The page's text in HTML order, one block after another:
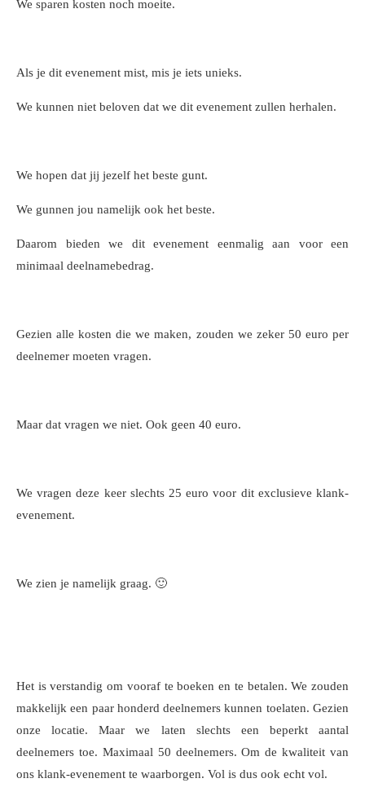
We sparen kosten noch moeite.
Als je dit evenement mist, mis je iets unieks.
We kunnen niet beloven dat we dit evenement zullen herhalen.
We hopen dat jij jezelf het beste gunt.
We gunnen jou namelijk ook het beste.
Daarom bieden we dit evenement eenmalig aan voor een
minimaal deelnamebedrag.
Gezien alle kosten die we maken, zouden we zeker 50 euro per
deelnemer moeten vragen.
Maar dat vragen we niet. Ook geen 40 euro.
We vragen deze keer slechts 25 euro voor dit exclusieve klank-
evenement.
We zien je namelijk graag. 🙂
Het is verstandig om vooraf te boeken en te betalen. We zouden
makkelijk een paar honderd deelnemers kunnen toelaten. Gezien
onze locatie. Maar we laten slechts een beperkt aantal
deelnemers toe. Maximaal 50 deelnemers. Om de kwaliteit van
ons klank-evenement te waarborgen. Vol is dus ook echt vol.